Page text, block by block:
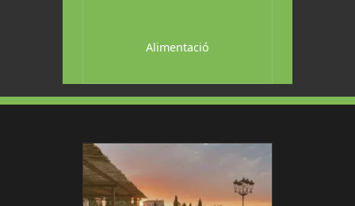
Alimentació